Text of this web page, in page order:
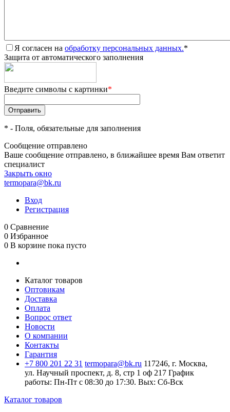
Я согласен на обработку персональных данных.*
Защита от автоматического заполнения
Введите символы с картинки*
* - Поля, обязательные для заполнения
Сообщение отправлено
Ваше сообщение отправлено, в ближайшее время Вам ответит
специалист
Закрыть окно
termopara@bk.ru
Вход
Регистрация
0 Сравнение
0 Избранное
0 В корзине пока пусто
Каталог товаров
Оптовикам
Доставка
Оплата
Вопрос ответ
Новости
О компании
Контакты
Гарантия
+7 800 201 22 31 termopara@bk.ru 117246, г. Москва,
ул. Научный проспект, д. 8, стр 1 оф 217 График
работы: Пн‑Пт с 08:30 до 17:30. Вых: Сб‑Вск
Каталог товаров